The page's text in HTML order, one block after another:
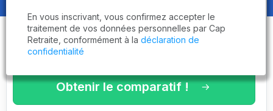
Obtenez le
comparatif des
établissementsadaptés à vos
critères en 3 minutes !
Obtenir le comparatif !
En vous inscrivant, vous confirmez accepter le
traitement de vos données personnelles par Cap
Retraite, conformément à la déclaration de
confidentialité